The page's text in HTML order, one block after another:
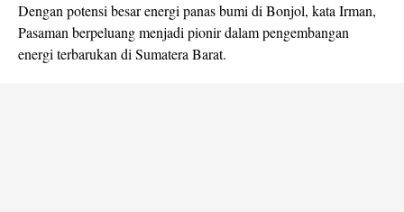
Dengan potensi besar energi panas bumi di Bonjol, kata Irman,
Pasaman berpeluang menjadi pionir dalam pengembangan
energi terbarukan di Sumatera Barat.